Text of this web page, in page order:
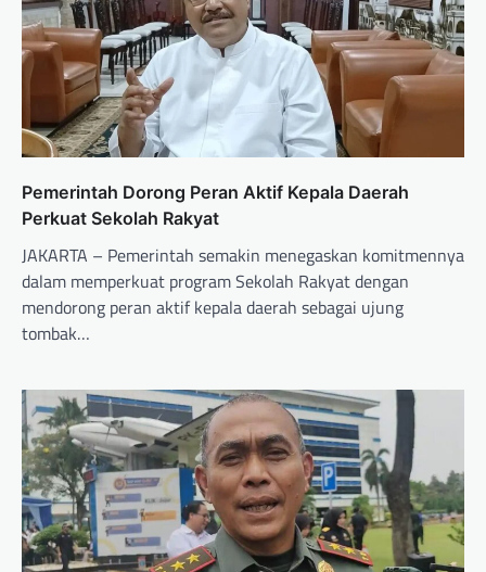
Pemerintah Dorong Peran Aktif Kepala Daerah
Perkuat Sekolah Rakyat
JAKARTA – Pemerintah semakin menegaskan komitmennya
dalam memperkuat program Sekolah Rakyat dengan
mendorong peran aktif kepala daerah sebagai ujung
tombak…